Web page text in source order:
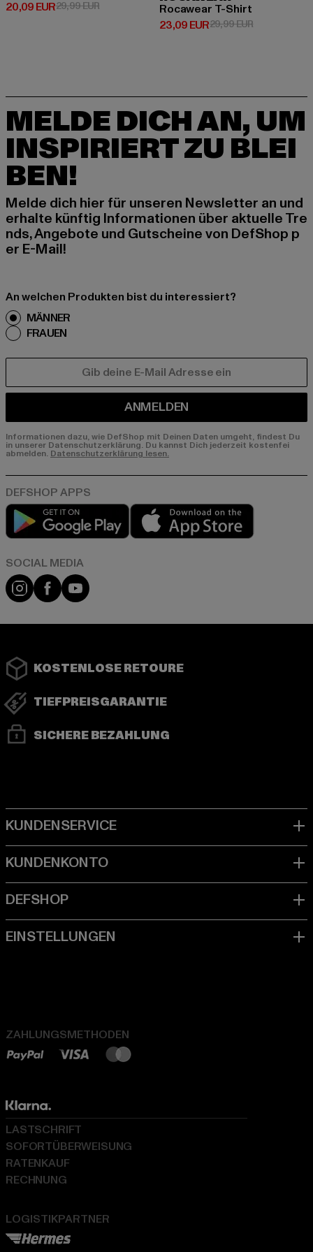
20,09 EUR
Derzeitiger Preis: 20,09 EUR
29,99 EURAktionspreis: 29,99 EURRocawear T-Shirt
23,09 EUR
Derzeitiger Preis: 23,09 EUR
29,99 EURAktionspreis:
MELDE DICH AN, UM
INSPIRIERT ZU BLEI
BEN!
Melde dich hier für unseren Newsletter an und
erhalte künftig Informationen über aktuelle Tre
nds, Angebote und Gutscheine von DefShop p
er E-Mail!
An welchen Produkten bist du interessiert?
MÄNNER
FRAUEN
ANMELDEN
Informationen dazu, wie DefShop mit Deinen Daten umgeht, findest Du
in unserer Datenschutzerklärung. Du kannst Dich jederzeit kostenfei
abmelden. Datenschutzerklärung lesen.
Play market
Instagram
FacebookYouTube
KOSTENLOSE RETOURE
TIEFPREISGARANTIE
SICHERE BEZAHLUNG
ZAHLUNGSMETHODEN
LOGISTIKPARTNER
LASTSCHRIFT
SOFORTÜBERWEISUNG
RATENKAUF
RECHNUNG